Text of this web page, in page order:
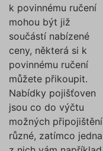
k povinnému ručení
mohou být již
součástí nabízené
ceny, některá si k
povinnému ručení
můžete přikoupit.
Nabídky pojišťoven
jsou co do výčtu
možných připojištění
různé, zatímco jedna